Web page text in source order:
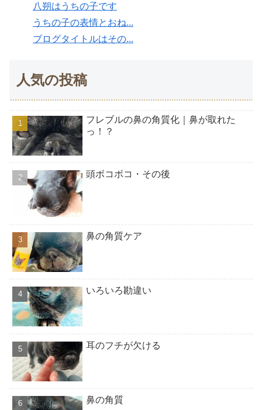
八朔はうちの子です
うちの子の表情とおね...
ブログタイトルはその...
人気の投稿
フレブルの鼻の角質化｜鼻が取れた
っ！？
頭ボコボコ・その後
鼻の角質ケア
いろいろ勘違い
耳のフチが欠ける
鼻の角質